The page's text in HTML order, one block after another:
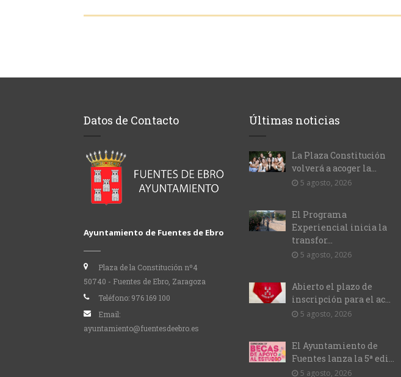
Datos de Contacto
Ayuntamiento de Fuentes de Ebro
Plaza de la Constitución nº4
50740 - Fuentes de Ebro, Zaragoza
Teléfono: 976 169 100
Email:
ayuntamiento@fuentesdeebro.es
Últimas noticias
La Plaza Constitución
volverá a acoger la...
5 agosto, 2026
El Programa
Experiencial inicia la
transfor...
5 agosto, 2026
Abierto el plazo de
inscripción para el ac...
5 agosto, 2026
El Ayuntamiento de
Fuentes lanza la 5ª edi...
5 agosto, 2026